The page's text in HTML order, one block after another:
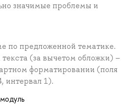
значимые проблемы и
по предложенной тематике.
(за вычетом обложки) –
форматировании (поля
интервал 1).